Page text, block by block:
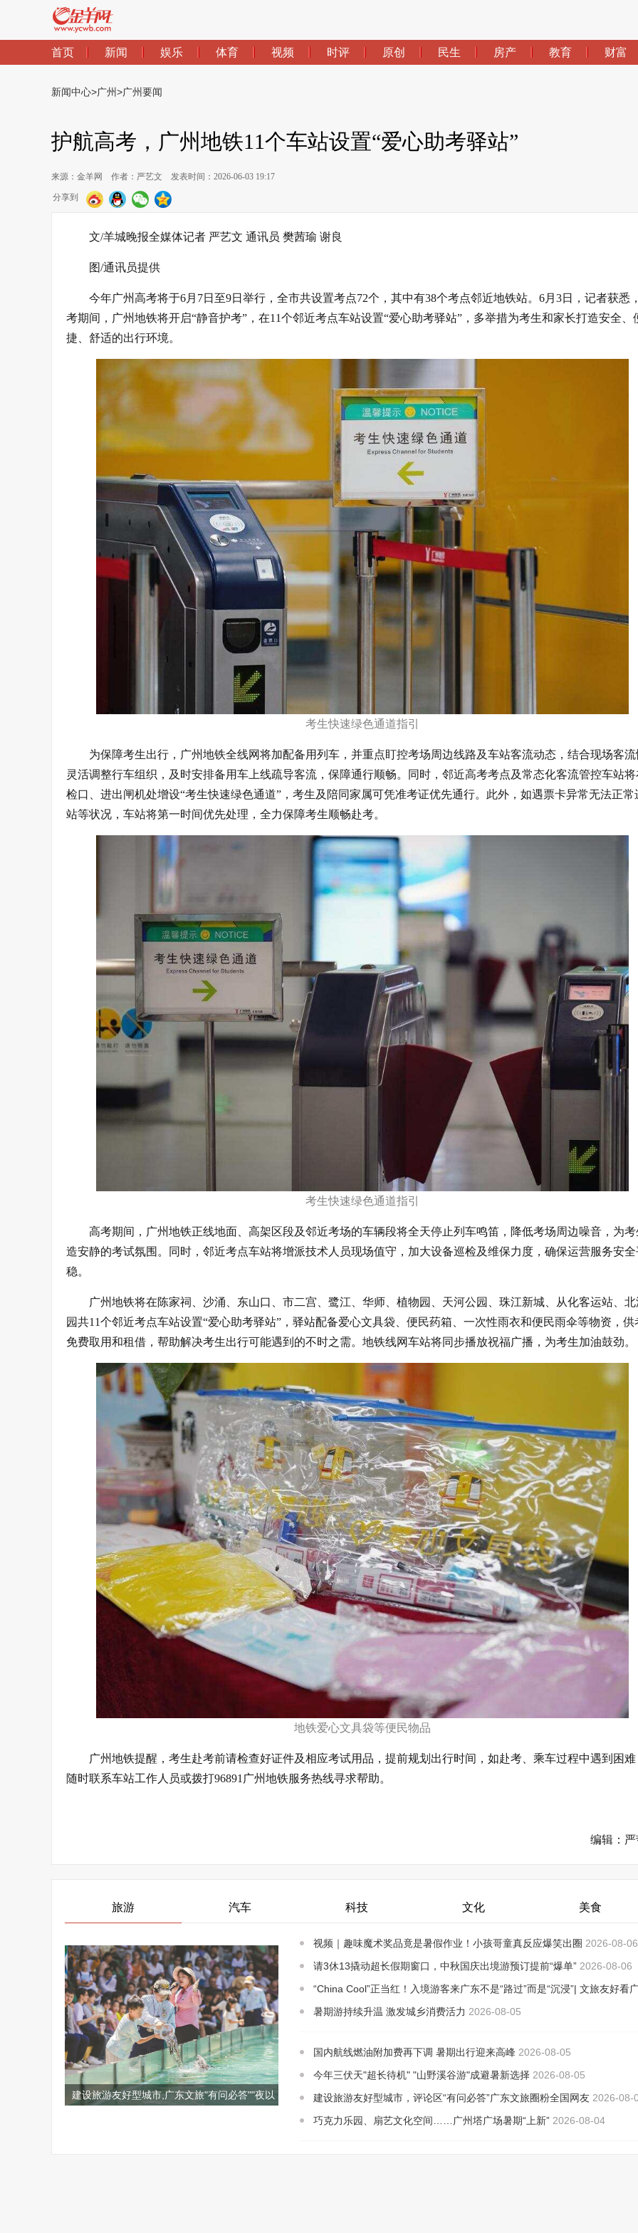
首页 新闻 娱乐 体育 视频 时评 原创 民生 房产 教育 财富
新闻中心>广州>广州要闻
护航高考，广州地铁11个车站设置“爱心助考驿站”
来源：金羊网 作者：严艺文 发表时间：2026-06-03 19:17
分享到
文/羊城晚报全媒体记者 严艺文 通讯员 樊茜瑜 谢良
图/通讯员提供
今年广州高考将于6月7日至9日举行，全市共设置考点72个，其中有38个考点邻近地铁站。6月3日，记者获悉
考期间，广州地铁将开启“静音护考”，在11个邻近考点车站设置“爱心助考驿站”，多举措为考生和家长打造安全、
捷、舒适的出行环境。
考生快速绿色通道指引
为保障考生出行，广州地铁全线网将加配备用列车，并重点盯控考场周边线路及车站客流动态，结合现场客
灵活调整行车组织，及时安排备用车上线疏导客流，保障通行顺畅。同时，邻近高考考点及常态化客流管控车站
检口、进出闸机处增设“考生快速绿色通道”，考生及陪同家属可凭准考证优先通行。此外，如遇票卡异常无法正常
站等状况，车站将第一时间优先处理，全力保障考生顺畅赴考。
考生快速绿色通道指引
高考期间，广州地铁正线地面、高架区段及邻近考场的车辆段将全天停止列车鸣笛，降低考场周边噪音，为
造安静的考试氛围。同时，邻近考点车站将增派技术人员现场值守，加大设备巡检及维保力度，确保运营服务安全
稳。
广州地铁将在陈家祠、沙涌、东山口、市二宫、鹭江、华师、植物园、天河公园、珠江新城、从化客运站、
园共11个邻近考点车站设置“爱心助考驿站”，驿站配备爱心文具袋、便民药箱、一次性雨衣和便民雨伞等物资，供
免费取用和租借，帮助解决考生出行可能遇到的不时之需。地铁线网车站将同步播放祝福广播，为考生加油鼓劲。
地铁爱心文具袋等便民物品
广州地铁提醒，考生赴考前请检查好证件及相应考试用品，提前规划出行时间，如赴考、乘车过程中遇到困
随时联系车站工作人员或拨打96891广州地铁服务热线寻求帮助。
编辑：